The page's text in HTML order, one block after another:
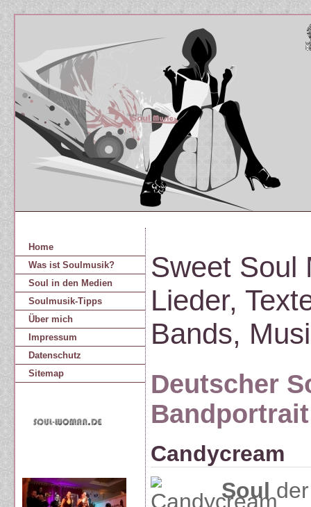
Home
Was ist Soulmusik?
Soul in den Medien
Soulmusik-Tipps
Über mich
Impressum
Datenschutz
Sitemap
Sweet Soul
Lieder,
Bands,
Deutscher
Bandportrait
Candycream
Soul